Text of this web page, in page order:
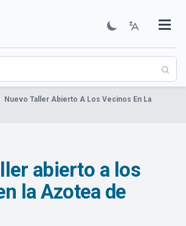
Nuevo Taller Abierto A Los Vecinos En La
abierto a los
la Azotea de